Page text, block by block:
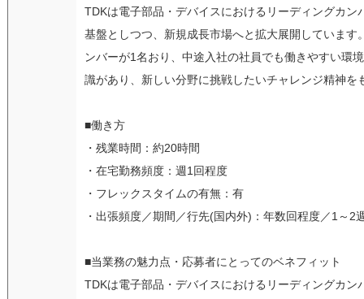
TDKは電子部品・デバイスにおけるリーディングカン
基盤としつつ、新規成長市場へと拡大展開しています
ンバーが1名おり、中途入社の社員でも働きやすい環
識があり、新しい分野に挑戦したいチャレンジ精神を
■働き方
・残業時間：約20時間
・在宅勤務頻度：週1回程度
・フレックスタイムの有無：有
・出張頻度／期間／行先(国内外)：年数回程度／1～2
■当業務の魅力点・応募者にとってのベネフィット
TDKは電子部品・デバイスにおけるリーディングカン